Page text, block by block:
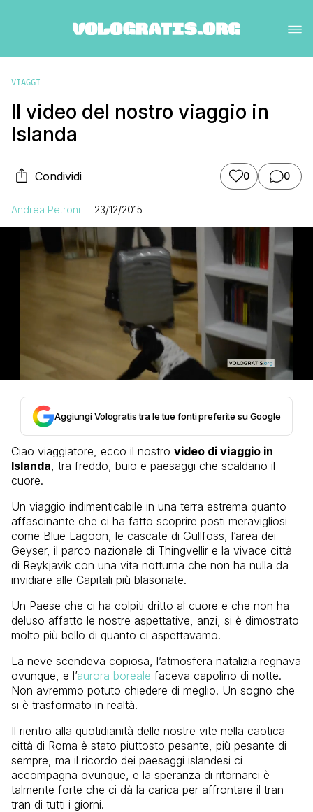
VIAGGI
Il video del nostro viaggio in
Islanda
Condividi 0 0
Andrea Petroni 23/12/2015
Aggiungi Vologratis tra le tue fonti preferite su Google
Ciao viaggiatore, ecco il nostro video di viaggio in
Islanda , tra freddo, buio e paesaggi che scaldano il
cuore.
Un viaggio indimenticabile in una terra estrema quanto
affascinante che ci ha fatto scoprire posti meravigliosi
come Blue Lagoon, le cascate di Gullfoss, l’area dei
Geyser, il parco nazionale di Thingvellir e la vivace città
di Reykjavìk con una vita notturna che non ha nulla da
invidiare alle Capitali più blasonate.
Un Paese che ci ha colpiti dritto al cuore e che non ha
deluso affatto le nostre aspettative, anzi, si è dimostrato
molto più bello di quanto ci aspettavamo.
La neve scendeva copiosa, l’atmosfera natalizia regnava
ovunque, e l’aurora boreale faceva capolino di notte.
Non avremmo potuto chiedere di meglio. Un sogno che
si è trasformato in realtà.
Il rientro alla quotidianità delle nostre vite nella caotica
città di Roma è stato piuttosto pesante, più pesante di
sempre, ma il ricordo dei paesaggi islandesi ci
accompagna ovunque, e la speranza di ritornarci è
talmente forte che ci dà la carica per affrontare il tran
tran di tutti i giorni.